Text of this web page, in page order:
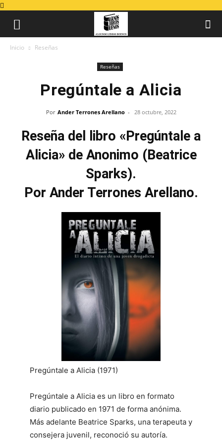
Inicio Reseñas
Reseñas
Pregúntale a Alicia
Por Ander Terrones Arellano - 28 octubre, 2022
Reseña del libro «Pregúntale a
Alicia» de Anonimo (Beatrice
Sparks).
Por Ander Terrones Arellano.
Pregúntale a Alicia (1971)
Pregúntale a Alicia es un libro en formato
diario publicado en 1971 de forma anónima.
Más adelante Beatrice Sparks, una terapeuta y
consejera juvenil, reconoció su autoría.